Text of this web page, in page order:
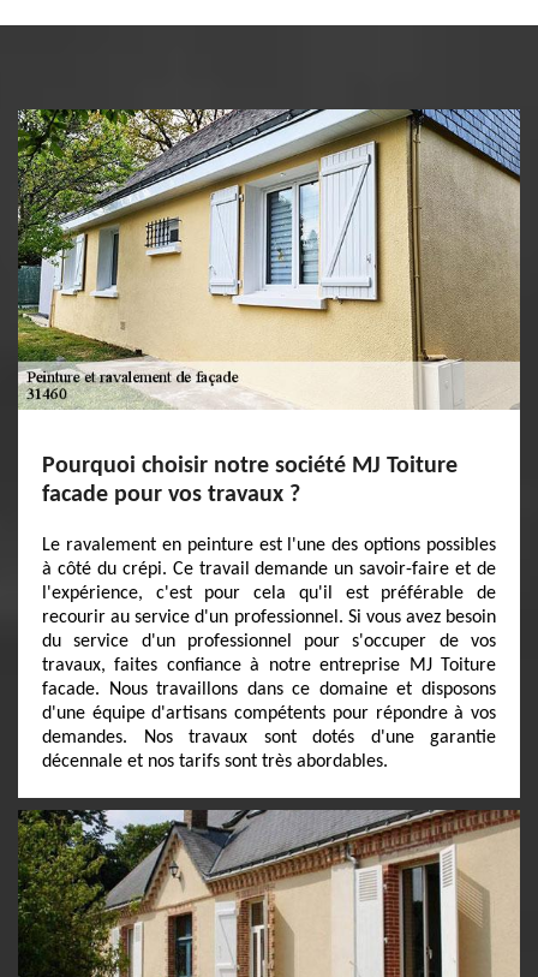
Pourquoi choisir notre société MJ Toiture
facade pour vos travaux ?
Le ravalement en peinture est l'une des options possibles
à côté du crépi. Ce travail demande un savoir-faire et de
l'expérience, c'est pour cela qu'il est préférable de
recourir au service d'un professionnel. Si vous avez besoin
du service d'un professionnel pour s'occuper de vos
travaux, faites confiance à notre entreprise MJ Toiture
facade. Nous travaillons dans ce domaine et disposons
d'une équipe d'artisans compétents pour répondre à vos
demandes. Nos travaux sont dotés d'une garantie
décennale et nos tarifs sont très abordables.